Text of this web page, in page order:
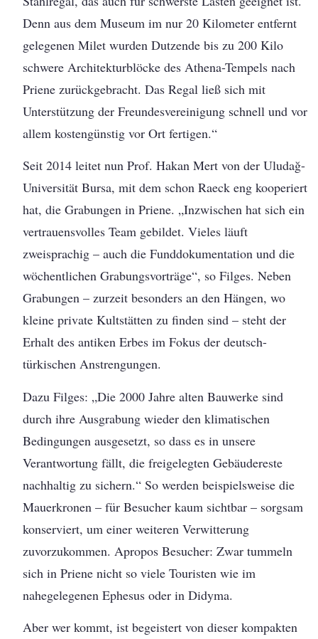
Denn aus dem Museum im nur 20 Kilometer entfernt
gelegenen Milet wurden Dutzende bis zu 200 Kilo
schwere Architekturblöcke des Athena-Tempels nach
Priene zurückgebracht. Das Regal ließ sich mit
Unterstützung der Freundesvereinigung schnell und vor
allem kostengünstig vor Ort fertigen.“
Seit 2014 leitet nun Prof. Hakan Mert von der Uludağ-
Universität Bursa, mit dem schon Raeck eng kooperiert
hat, die Grabungen in Priene. „Inzwischen hat sich ein
vertrauensvolles Team gebildet. Vieles läuft
zweisprachig – auch die Funddokumentation und die
wöchentlichen Grabungsvorträge“, so Filges. Neben
Grabungen – zurzeit besonders an den Hängen, wo
kleine private Kultstätten zu finden sind – steht der
Erhalt des antiken Erbes im Fokus der deutsch-
türkischen Anstrengungen.
Dazu Filges: „Die 2000 Jahre alten Bauwerke sind
durch ihre Ausgrabung wieder den klimatischen
Bedingungen ausgesetzt, so dass es in unsere
Verantwortung fällt, die freigelegten Gebäudereste
nachhaltig zu sichern.“ So werden beispielsweise die
Mauerkronen – für Besucher kaum sichtbar – sorgsam
konserviert, um einer weiteren Verwitterung
zuvorzukommen. Apropos Besucher: Zwar tummeln
sich in Priene nicht so viele Touristen wie im
nahegelegenen Ephesus oder in Didyma.
Aber wer kommt, ist begeistert von dieser kompakten